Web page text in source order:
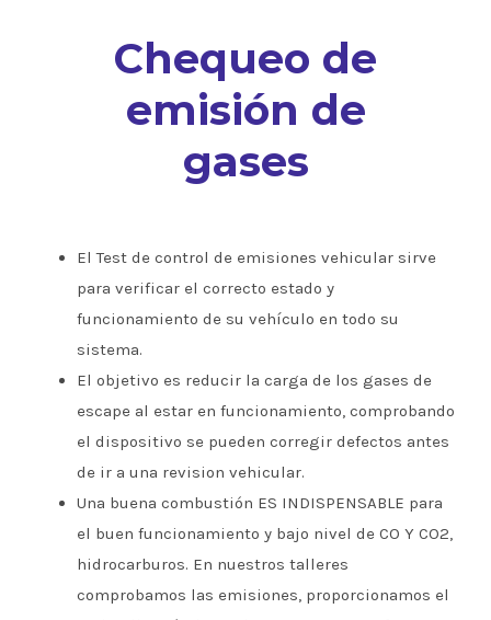
Chequeo de
emisión de
gases
El Test de control de emisiones vehicular sirve
para verificar el correcto estado y
funcionamiento de su vehículo en todo su
sistema.
El objetivo es reducir la carga de los gases de
escape al estar en funcionamiento, comprobando
el dispositivo se pueden corregir defectos antes
de ir a una revision vehicular.
Una buena combustión ES INDISPENSABLE para
el buen funcionamiento y bajo nivel de CO Y CO2,
hidrocarburos. En nuestros talleres
comprobamos las emisiones, proporcionamos el